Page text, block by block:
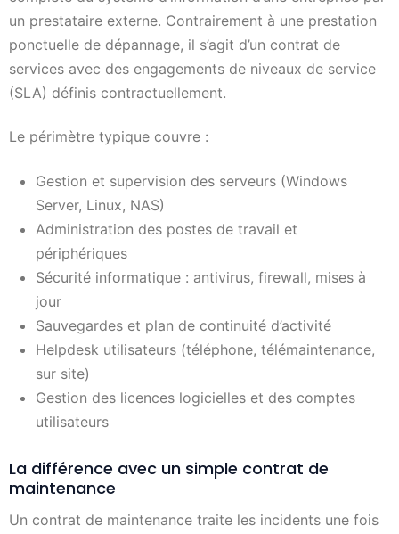
un prestataire externe. Contrairement à une prestation
ponctuelle de dépannage, il s’agit d’un contrat de
services avec des engagements de niveaux de service
(SLA) définis contractuellement.
Le périmètre typique couvre :
Gestion et supervision des serveurs (Windows
Server, Linux, NAS)
Administration des postes de travail et
périphériques
Sécurité informatique : antivirus, firewall, mises à
jour
Sauvegardes et plan de continuité d’activité
Helpdesk utilisateurs (téléphone, télémaintenance,
sur site)
Gestion des licences logicielles et des comptes
utilisateurs
La différence avec un simple contrat de
maintenance
Un contrat de maintenance traite les incidents une fois